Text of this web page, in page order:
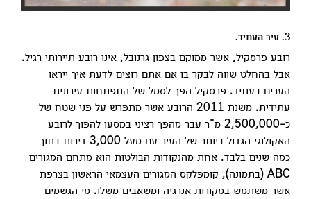
3. עיר העתיד.
רובע פרסקיל, אשר ממוקם בצפון גרנובל, אינו רובע תיירותי רגיל.
אבל בהחלט שווה לבקר בו אם אתם רוצים לדעת איך ייראו
הערים בעתיד. פרסקיל הפך לסמל של התפתחות עירונית
עתידית. משנת 2011 הרובע אשר מתפרש על פני שטח של
כ-2,500,000 מ"ר עבר מהפך רציני במסעו להפוך לרובע
האקולוגי הגדול ביותר של העיר עם מעל 3,000 דירות בתוך
כמה שנים בלבד. אחת מהנקודות הבולטות הוא מתחם המגורים
ABC (בתמונה), קומפלקס המגורים העצמאי הראשון בצרפת
אשר משתמש במקורות אנרגיה ומשאבים משלו. מי הגשמים